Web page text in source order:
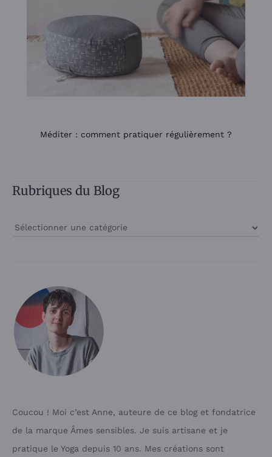
Méditer : comment pratiquer régulièrement ?
Rubriques du Blog
Rubriques
Coucou ! Moi c’est Anne, auteure de ce blog et fondatrice
de la marque Âmes sensibles. Je suis artisane et je
pratique le Yoga depuis 10 ans. Mes créations sont